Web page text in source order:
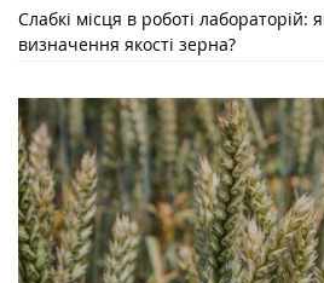
Слабкі місця в роботі лабораторій:
визначення якості зерна?